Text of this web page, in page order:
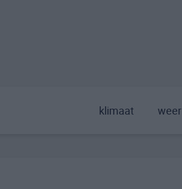
klimaat weer